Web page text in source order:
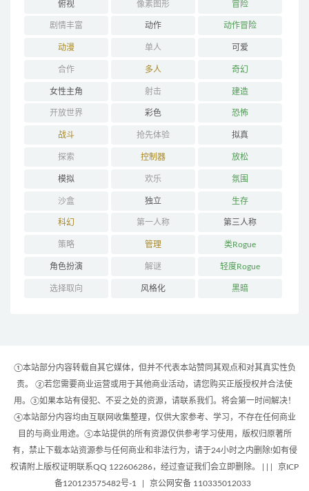
俯视 像素图形 冒险
剧情丰富 动作 动作冒险
动漫 单人 可爱
合作 多人 奇幻
女性主角 射击 建造
开放世界 彩色 恐怖
战斗 抢先体验 拟真
探索 控制器 放松
模拟 欢乐 氛围
沙盒 独立 生存
科幻 第一人称 第三人称
策略 管理 类Rogue
角色扮演 解谜 轻度Rogue
选择取向 风格化 黑暗
①本站部分内容转载自其它媒体，但并不代表本站赞同其观点和对其真实性负
责。 ②若您需要商业运营或用于其他商业活动，请您购买正版授权并合法使
用。③如果本站有侵犯、不妥之处的资源，请联系我们。将会第一时间解决！
④本站部分内容均由互联网收集整理，仅供大家参考、学习，不存在任何商业
目的与商业用途。⑤本站提供的所有资源仅供参考学习使用，版权归原著所
有，禁止下载本站资源参与任何商业和非法行为，请于24小时之内删除!如有侵
权请附上版权证明联系QQ 122606286，经过查证我们会立即删除。 | |
京ICP
备120123575482号-1
京公网安备 110335012033